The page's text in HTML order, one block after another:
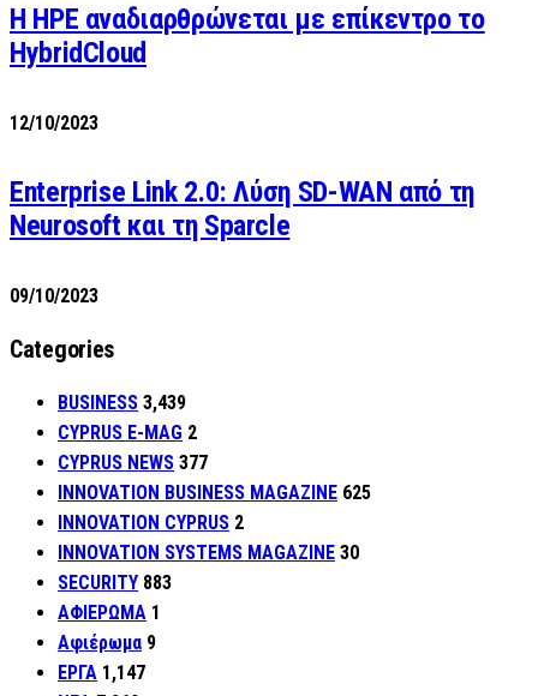
H HPE αναδιαρθρώνεται με επίκεντρο το
HybridCloud
12/10/2023
Enterprise Link 2.0: Λύση SD-WAN από τη
Neurosoft και τη Sparcle
09/10/2023
Categories
BUSINESS 3,439
CYPRUS E-MAG 2
CYPRUS NEWS 377
INNOVATION BUSINESS MAGAZINE 625
INNOVATION CYPRUS 2
INNOVATION SYSTEMS MAGAZINE 30
SECURITY 883
ΑΦΙΕΡΩΜΑ 1
Αφιέρωμα 9
ΕΡΓΑ 1,147